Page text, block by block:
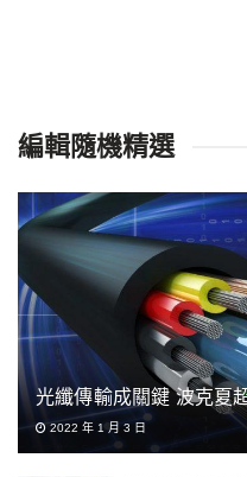
編輯隨機精選
光纖傳輸成關鍵 波克夏
2022 年 1 月 3 日